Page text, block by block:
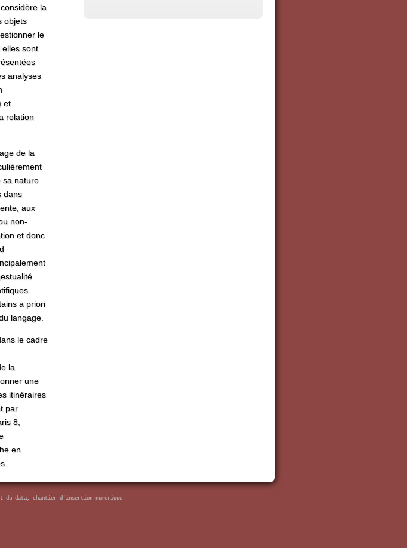
la
objets
le
elles sont
analyses
et
relation
de la
sa nature
dans
aux
non-
et donc
a priori
langage.
le cadre
la
une
itinéraires
par
8,
en
du data, chantier d'insertion numérique